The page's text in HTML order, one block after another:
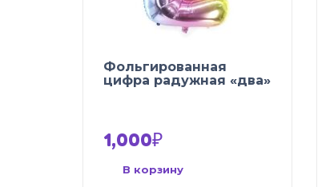
Фольгированная
цифра радужная «два»
1,000₽
В корзину